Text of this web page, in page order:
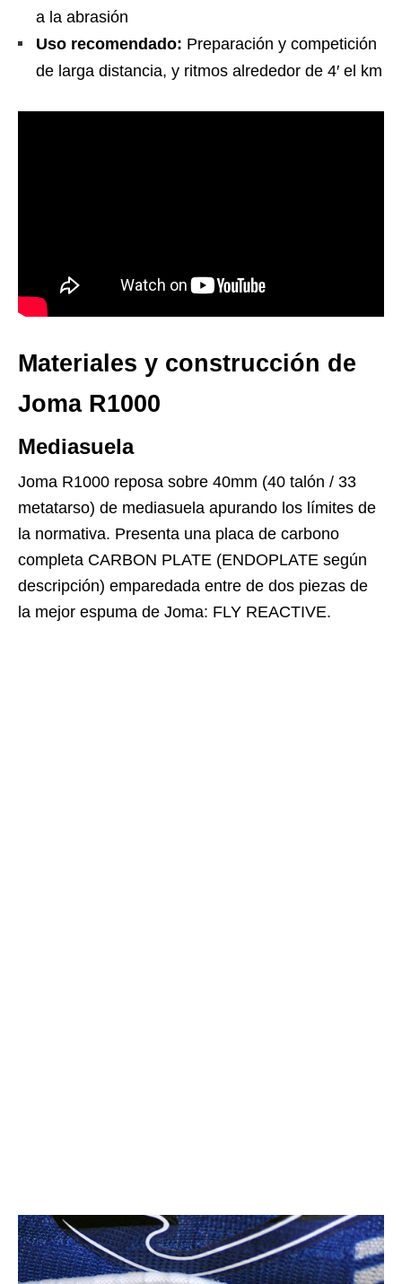
a la abrasión
Uso recomendado: Preparación y competición
de larga distancia, y ritmos alrededor de 4′ el km
Materiales y construcción de
Joma R1000
Mediasuela
Joma R1000 reposa sobre 40mm (40 talón / 33
metatarso) de mediasuela apurando los límites de
la normativa. Presenta una placa de carbono
completa CARBON PLATE (ENDOPLATE según
descripción) emparedada entre de dos piezas de
la mejor espuma de Joma: FLY REACTIVE.